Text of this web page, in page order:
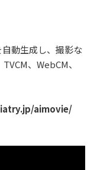
動生成し、撮影な
、WebCM、
aimovie/